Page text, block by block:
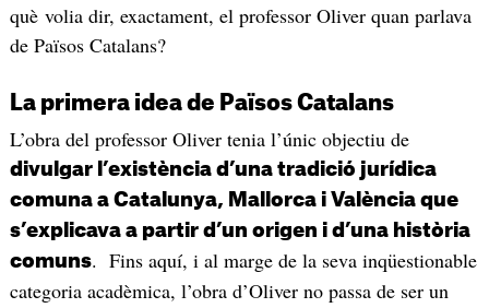
què volia dir, exactament, el professor Oliver quan parlava
de Països Catalans?
La primera idea de Països Catalans
L’obra del professor Oliver tenia l’únic objectiu de
divulgar l’existència d’una tradició jurídica
comuna a Catalunya, Mallorca i València que
s’explicava a partir d’un origen i d’una història
comuns. Fins aquí, i al marge de la seva inqüestionable
categoria acadèmica, l’obra d’Oliver no passa de ser un